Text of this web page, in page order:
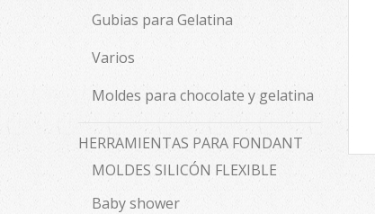
Gubias para Gelatina
Varios
Moldes para chocolate y gelatina
HERRAMIENTAS PARA FONDANT
MOLDES SILICÓN FLEXIBLE
Baby shower